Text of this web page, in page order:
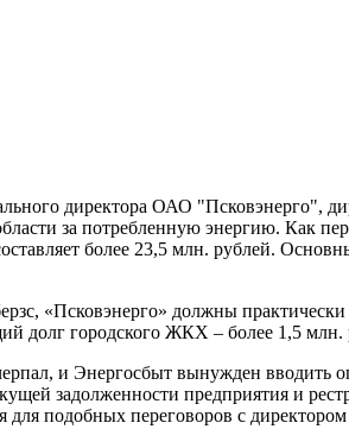
директора ОАО "Псковэнерго",
за потребленную энергию. Как
более 23,5 млн. рублей.
«Псковэнерго» должны
долг городского ЖКХ – более 1,5
и Энергосбыт вынужден вводить
задолженности предприятия и
для подобных переговоров с